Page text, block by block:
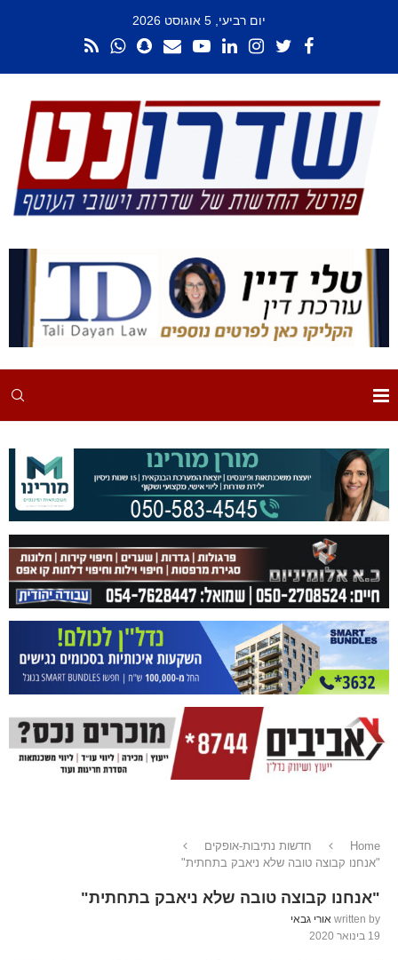
יום רביעי, 5 אוגוסט 2026
Home
חדשות נתיבות-אופקים
"אנחנו קבוצה טובה שלא ניאבק בתחתית"
"אנחנו קבוצה טובה שלא ניאבק בתחתית"
written by אורי גבאי
19 בינואר 2020